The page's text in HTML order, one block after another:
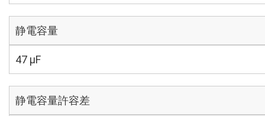
静電容量
47 µF
静電容量許容差